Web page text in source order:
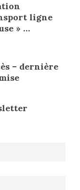
ligne
» …
– dernière